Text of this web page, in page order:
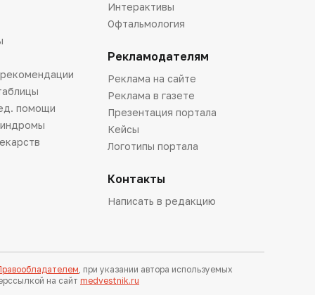
помощи
Интерактивы
Офтальмология
Рекламодателям
Реклама на сайте
Реклама в газете
Презентация портала
Кейсы
Логотипы портала
Контакты
Написать в редакцию
, при указании автора используемых
на сайт medvestnik.ru